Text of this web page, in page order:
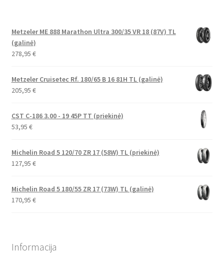
Metzeler ME 888 Marathon Ultra 300/35 VR 18 (87V) TL
(galinė)
278,95 €
Metzeler Cruisetec Rf. 180/65 B 16 81H TL (galinė)
205,95 €
CST C-186 3.00 - 19 45P TT (priekinė)
53,95 €
Michelin Road 5 120/70 ZR 17 (58W) TL (priekinė)
127,95 €
Michelin Road 5 180/55 ZR 17 (73W) TL (galinė)
170,95 €
Informacija